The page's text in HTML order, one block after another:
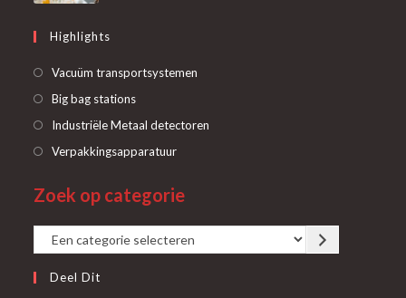
Highlights
Vacuüm transportsystemen
Big bag stationsOpent
in
Industriële Metaal detectoren
VerpakkingsapparatuurOpent
een
tab
Zoek op categorie
Een
categorie
selecteren
Deel Dit